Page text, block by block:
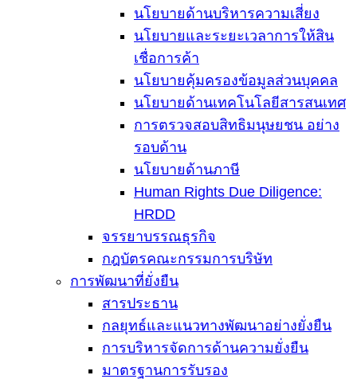
นโยบายด้านบริหารความเสี่ยง
นโยบายและระยะเวลาการให้สิน
เชื่อการค้า
นโยบายคุ้มครองข้อมูลส่วนบุคคล
นโยบายด้านเทคโนโลยีสารสนเทศ
การตรวจสอบสิทธิมนุษยชน อย่าง
รอบด้าน
นโยบายด้านภาษี
Human Rights Due Diligence:
HRDD
จรรยาบรรณธุรกิจ
กฎบัตรคณะกรรมการบริษัท
การพัฒนาที่ยั่งยืน
สารประธาน
กลยุทธ์และแนวทางพัฒนาอย่างยั่งยืน
การบริหารจัดการด้านความยั่งยืน
มาตรฐานการรับรอง